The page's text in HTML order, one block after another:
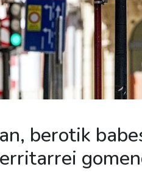
berotik